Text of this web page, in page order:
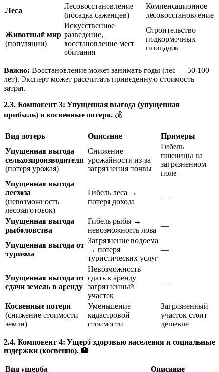
Леса
Лесовосстановление
(посадка саженцев)
Компенсационное
лесовосстановление
Животный мир
(популяции)
Искусственное
разведение,
восстановление мест
обитания
Строительство
подкормочных
площадок
Важно: Восстановление может занимать годы (лес — 50-100
лет). Эксперт может рассчитать приведенную стоимость
затрат.
2.3. Компонент 3: Упущенная выгода (упущенная
прибыль) и косвенные потери. 💰
Вид потерь Описание
Примеры
Упущенная выгода
сельхозпроизводителя
(потеря урожая)
Снижение
урожайности из-за
загрязнения почвы
Гибель
пшеницы на
загрязненном
поле
Упущенная выгода
лесхоза
(невозможность
лесозаготовок)
Гибель леса →
потеря дохода
—
Упущенная выгода
рыболовства
Гибель рыбы →
невозможность лова
—
Упущенная выгода от
туризма
Загрязнение водоема
→ потеря
туристических услуг
—
Упущенная выгода от
сдачи земель в аренду
Невозможность
сдать в аренду
загрязненный
участок
—
Косвенные потери
(снижение стоимости
земли)
Уменьшение
кадастровой
стоимости
Загрязненный
участок стоит
дешевле
2.4. Компонент 4: Ущерб здоровью населения и социальные
издержки (косвенно). 🏥
Вид ущерба Описание